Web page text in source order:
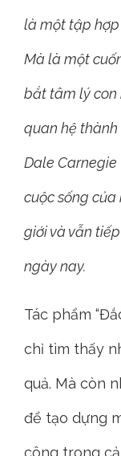
là một tập
Mà là một
bắt tâm lý con
quan hệ thành
Dale
cuộc sống
giới và vẫn
ngày nay.
Tác phẩm